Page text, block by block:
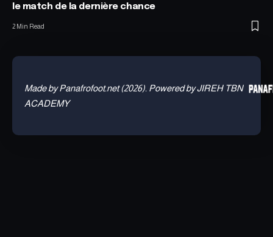
le match de la dernière chance
2 Min Read
Made by Panafrofoot.net (2026). Powered by JIREH TBN
ACADEMY